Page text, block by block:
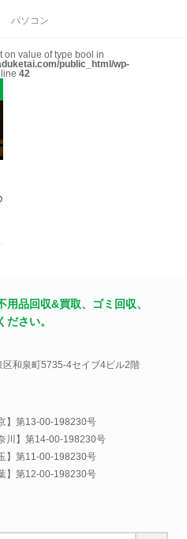
パソコン
on value of type bool in
public_html/wp-
42
品回収&買取、ゴミ回収、
さい。
区和泉町5735-4セイブ4ビル2階
第13-00-198230号
】 第14-00-198230号
第11-00-198230号
第12-00-198230号